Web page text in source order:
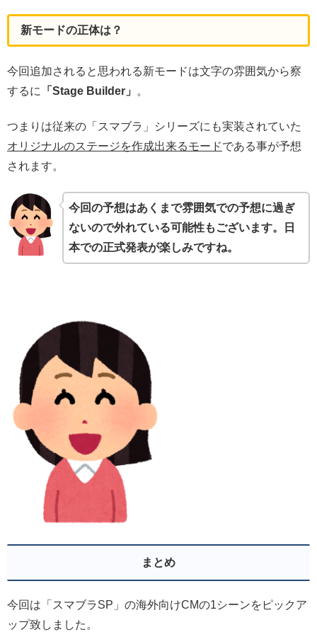
新モードの正体は？
今回追加されると思われる新モードは文字の雰囲気から察
するに
「Stage Builder」 。
つまりは従来の「スマブラ」シリーズにも実装されていた
オリジナルのステージを作成出来るモードである事が予想
されます。
今回の予想はあくまで雰囲気での予想に過ぎ
ないので外れている可能性もございます。日
本での正式発表が楽しみですね。
まとめ
今回は「スマブラSP」の海外向けCMの1シーンをピックア
ップ致しました。